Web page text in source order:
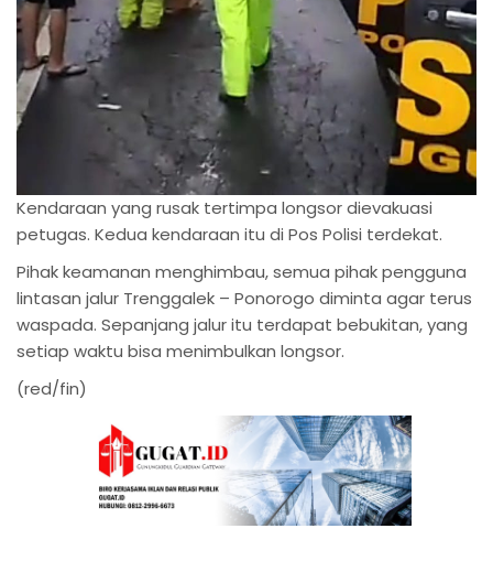
Kendaraan yang rusak tertimpa longsor dievakuasi
petugas. Kedua kendaraan itu di Pos Polisi terdekat.
Pihak keamanan menghimbau, semua pihak pengguna
lintasan jalur Trenggalek – Ponorogo diminta agar terus
waspada. Sepanjang jalur itu terdapat bebukitan, yang
setiap waktu bisa menimbulkan longsor.
(red/fin)